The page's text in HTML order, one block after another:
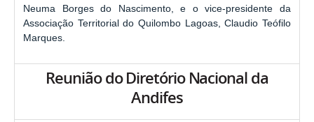
Neuma Borges do Nascimento, e o vice-presidente da
Associação Territorial do Quilombo Lagoas, Claudio Teófilo
Marques.
Reunião do Diretório Nacional da
Andifes